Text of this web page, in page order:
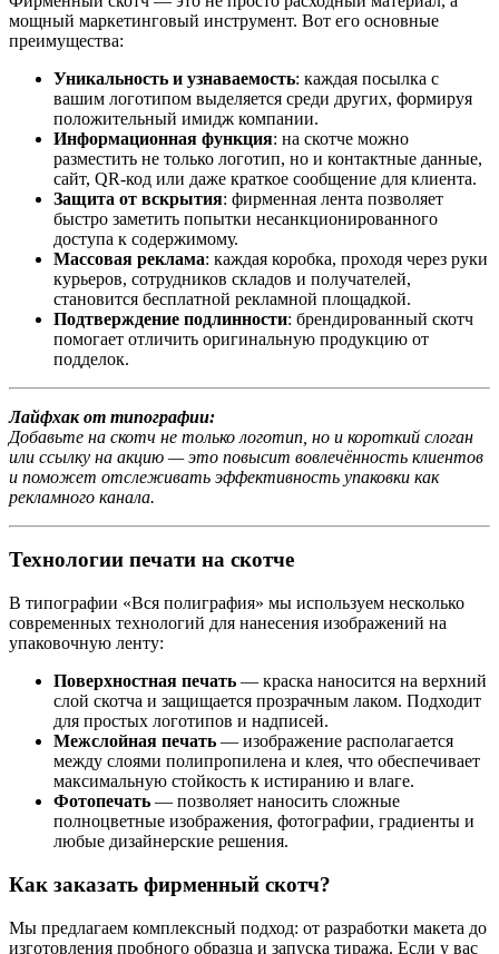
мощный маркетинговый инструмент. Вот его основные
преимущества:
Уникальность и узнаваемость: каждая посылка с
вашим логотипом выделяется среди других, формируя
положительный имидж компании.
Информационная функция: на скотче можно
разместить не только логотип, но и контактные данные,
сайт, QR-код или даже краткое сообщение для клиента.
Защита от вскрытия: фирменная лента позволяет
быстро заметить попытки несанкционированного
доступа к содержимому.
Массовая реклама: каждая коробка, проходя через руки
курьеров, сотрудников складов и получателей,
становится бесплатной рекламной площадкой.
Подтверждение подлинности: брендированный скотч
помогает отличить оригинальную продукцию от
подделок.
Лайфхак от типографии:
Добавьте на скотч не только логотип, но и короткий слоган
или ссылку на акцию — это повысит вовлечённость клиентов
и поможет отслеживать эффективность упаковки как
рекламного канала.
Технологии печати на скотче
В типографии «Вся полиграфия» мы используем несколько
современных технологий для нанесения изображений на
упаковочную ленту:
Поверхностная печать — краска наносится на верхний
слой скотча и защищается прозрачным лаком. Подходит
для простых логотипов и надписей.
Межслойная печать — изображение располагается
между слоями полипропилена и клея, что обеспечивает
максимальную стойкость к истиранию и влаге.
Фотопечать — позволяет наносить сложные
полноцветные изображения, фотографии, градиенты и
любые дизайнерские решения.
Как заказать фирменный скотч?
Мы предлагаем комплексный подход: от разработки макета до
изготовления пробного образца и запуска тиража. Если у вас